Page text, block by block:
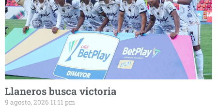
Llaneros busca victoria
9 agosto, 2026 11:11 pm